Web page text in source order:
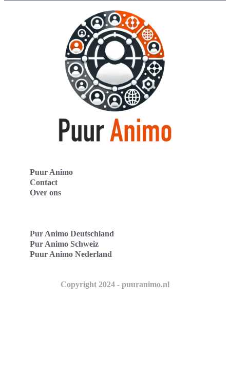
Puur Animo
Contact
Over ons
Pur Animo Deutschland
Pur Animo Schweiz
Puur Animo Nederland
Copyright 2024 - puuranimo.nl